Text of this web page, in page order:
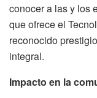
conocer a las y los
que ofrece el
reconocido
integral.
Impacto en la